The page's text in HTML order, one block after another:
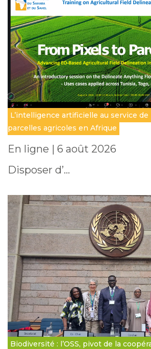
L’intelligence artificielle au service
parcelles agricoles en Afrique
En ligne | 6 août 2026
Disposer d’…
Biodiversité : l’OSS, pivot de la